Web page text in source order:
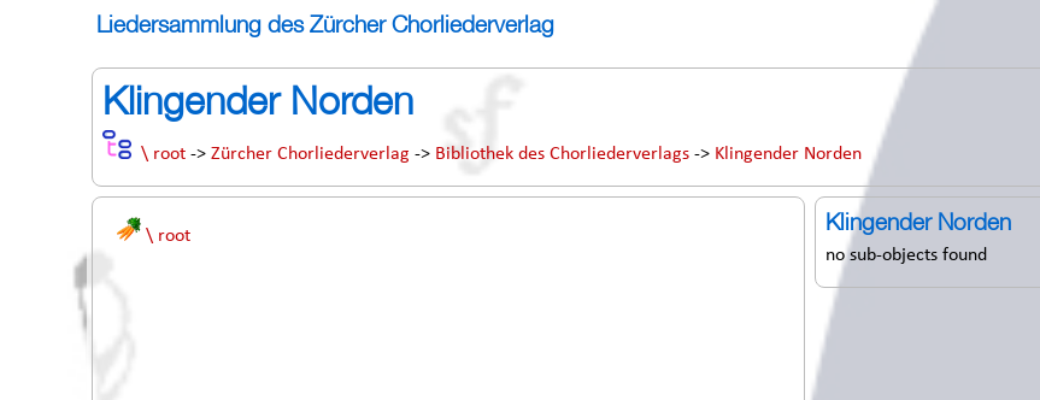
Liedersammlung des Zürcher Chorliederverlag
Klingender Norden
\ root -> Zürcher Chorliederverlag -> Bibliothek des Chorliederverlags -> Klingender Norden
\ root
Klingender Norden
no sub-objects found